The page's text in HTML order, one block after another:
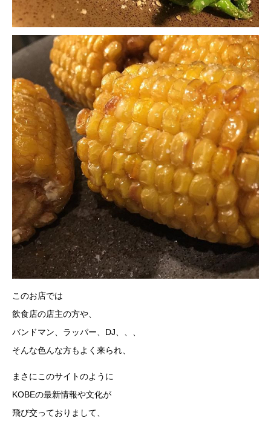
このお店では
飲食店の店主の方や、
バンドマン、ラッパー、DJ、、、
そんな色んな方もよく来られ、
まさにこのサイトのように
KOBEの最新情報や文化が
飛び交っておりまして、